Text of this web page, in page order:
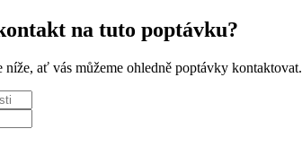
na tuto poptávku?
níže, ať vás můžeme ohledně poptávky kontaktovat.